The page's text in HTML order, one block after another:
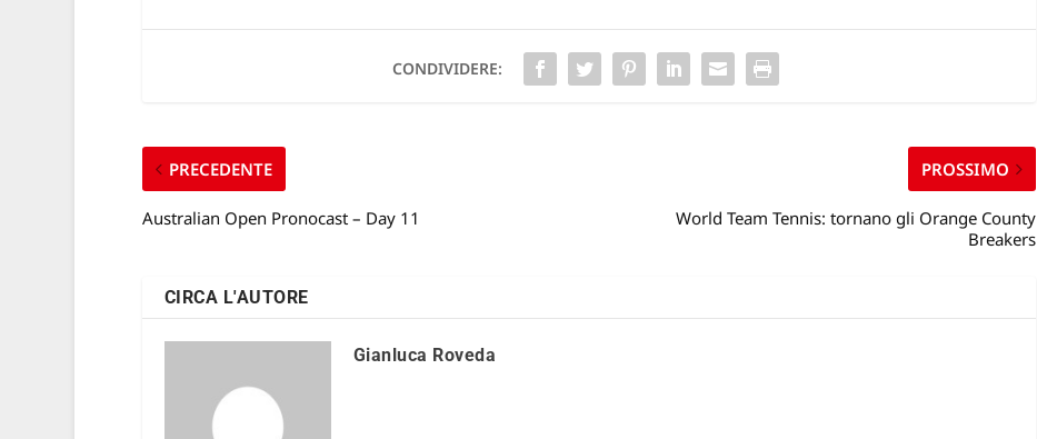
CONDIVIDERE:
PRECEDENTE
Australian Open Pronocast – Day 11
PROSSIMO
World Team Tennis: tornano gli Orange County
Breakers
CIRCA L'AUTORE
Gianluca Roveda